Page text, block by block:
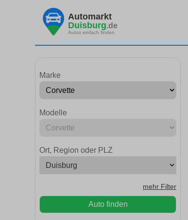
Automarkt
Duisburg.de
Autos einfach finden
Marke
Modelle
Ort, Region oder PLZ
mehr Filter
Auto finden